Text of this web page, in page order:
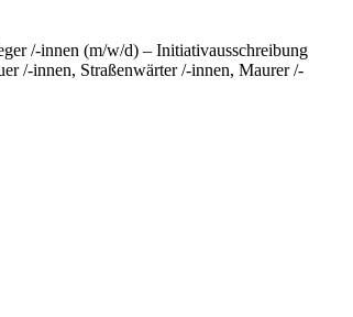
/-innen (m/w/d) – Initiativausschreibung
/-innen, Straßenwärter /-innen, Maurer /-